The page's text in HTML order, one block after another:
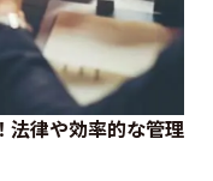
法律や効率的な管理